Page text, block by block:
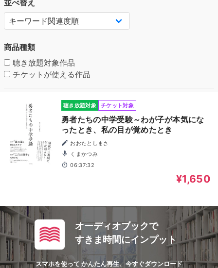
並べ替え
商品種類
聴き放題対象作品
チケットが使える作品
聴き放題対象 チケット対象
勇者たちの中学受験～わが子が本気にな
ったとき、私の目が覚めたとき
おおたとしまさ
くまかつみ
06:37:32
¥1,650
オーディオブックで
すきま時間にインプット
スマホを使って かんたん再生、今すぐダウンロード